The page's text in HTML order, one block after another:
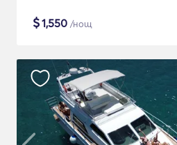
$1,550 /нощ